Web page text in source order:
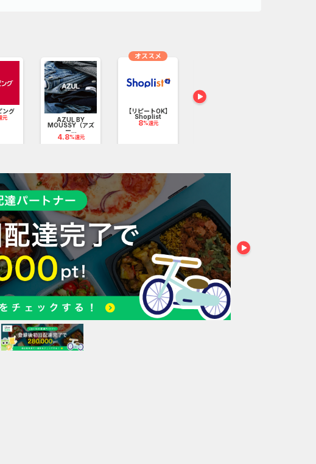
式サイト購入時に貯まるMA CARD FOR GO GREENの自社ポ
ング
元 AZUL BY
MOUSSY（アズ
ー...
4.8%還元
【リピートOK】
Shoplist
8%還元
オススメ